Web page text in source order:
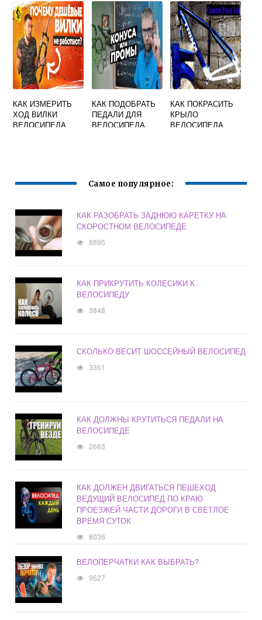
ЗВЕЗДОЧКАМИ
КАК ИЗМЕРИТЬ
ХОД ВИЛКИ
ВЕЛОСИПЕДА
КАК ПОДОБРАТЬ
ПЕДАЛИ ДЛЯ
ВЕЛОСИПЕДА
КАК ПОКРАСИТЬ
КРЫЛО
ВЕЛОСИПЕДА
Самое популярное:
КАК РАЗОБРАТЬ ЗАДНЮЮ КАРЕТКУ НА
СКОРОСТНОМ ВЕЛОСИПЕДЕ
8895
КАК ПРИКРУТИТЬ КОЛЕСИКИ К
ВЕЛОСИПЕДУ
3848
СКОЛЬКО ВЕСИТ ШОССЕЙНЫЙ ВЕЛОСИПЕД
3361
КАК ДОЛЖНЫ КРУТИТЬСЯ ПЕДАЛИ НА
ВЕЛОСИПЕДЕ
2663
КАК ДОЛЖЕН ДВИГАТЬСЯ ПЕШЕХОД
ВЕДУЩИЙ ВЕЛОСИПЕД ПО КРАЮ
ПРОЕЗЖЕЙ ЧАСТИ ДОРОГИ В СВЕТЛОЕ
ВРЕМЯ СУТОК
8036
ВЕЛОПЕРЧАТКИ КАК ВЫБРАТЬ?
9527